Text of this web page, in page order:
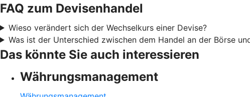
FAQ zum Devisenhandel
Wieso verändert sich der Wechselkurs einer Devise?
Was ist der Unterschied zwischen dem Handel an der Börse
Das könnte Sie auch interessieren
Währungsmanagement